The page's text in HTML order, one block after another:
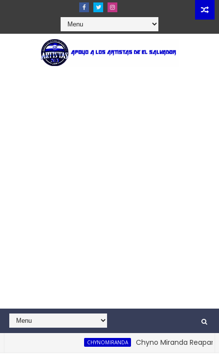
CHYNOMIRANDA
Chyno Miranda